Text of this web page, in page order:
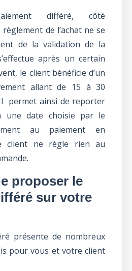
différé, côté
de l’achat ne se
de la validation de la
après un certain
le client bénéficie d’un
allant de 15 à 30
permet ainsi de reporter
une date choisie par le
au paiement en
client ne règle rien au
proposer le
sur votre
présente de nombreux
pour vous et votre client